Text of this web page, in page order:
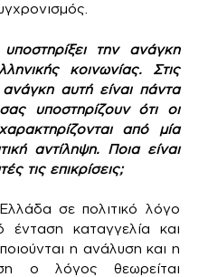
την ανάγκη
κοινωνίας. Στις
αυτή είναι πάντα
υποστηρίζουν ότι οι
από μία
αντίληψη. Ποια είναι
τις επικρίσεις;
σε πολιτικό λόγο
ένταση καταγγελία και
η ανάλυση και η
ο λόγος θεωρείται